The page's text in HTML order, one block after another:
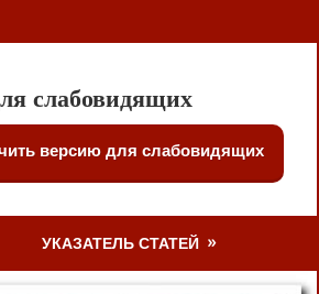
слабовидящих
версию для слабовидящих
УКАЗАТЕЛЬ СТАТЕЙ